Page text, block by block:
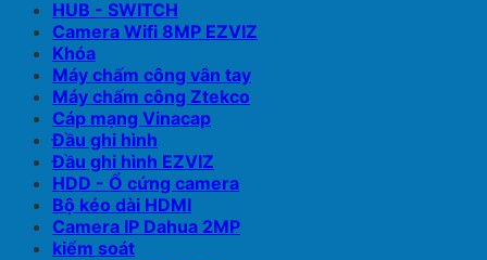
HUB - SWITCH
Camera Wifi 8MP EZVIZ
Khóa
Máy chấm công vân tay
Máy chấm công Ztekco
Cáp mạng Vinacap
Đầu ghi hình
Đầu ghi hình EZVIZ
HDD - Ổ cứng camera
Bộ kéo dài HDMI
Camera IP Dahua 2MP
kiểm soát